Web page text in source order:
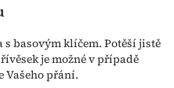
basovým klíčem. Potěší jistě
je možné v případě
Vašeho přání.